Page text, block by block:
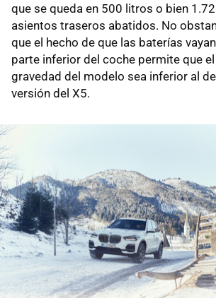
que se queda en 500 litros o bien
asientos traseros abatidos. No
que el hecho de que las baterías
parte inferior del coche permite que
gravedad del modelo sea inferior al
versión del X5.